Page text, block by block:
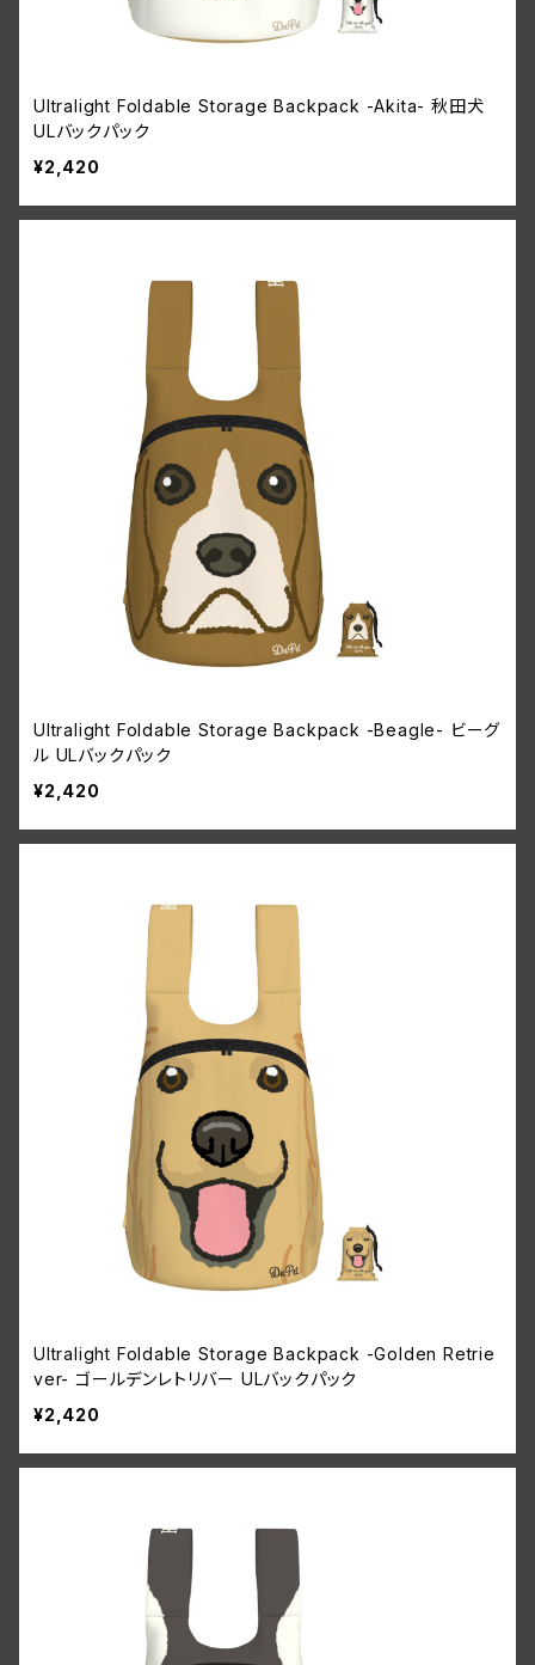
Ultralight Foldable Storage Backpack -Akita- 秋田犬
ULバックパック
¥2,420
Ultralight Foldable Storage Backpack -Beagle- ビーグ
ル ULバックパック
¥2,420
Ultralight Foldable Storage Backpack -Golden Retrie
ver- ゴールデンレトリバー ULバックパック
¥2,420